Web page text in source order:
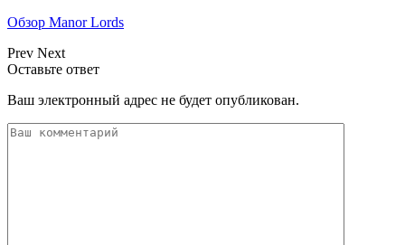
Обзор Manor Lords
Prev Next
Оставьте ответ
Ваш электронный адрес не будет опубликован.